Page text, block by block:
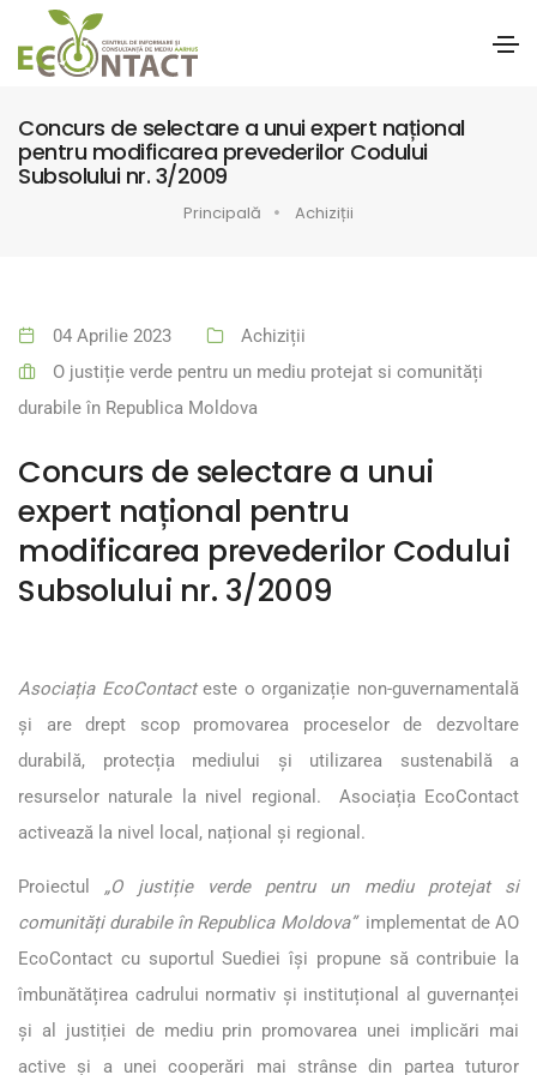
Concurs de selectare a unui expert național
pentru modificarea prevederilor Codului
Subsolului nr. 3/2009
Principală Achiziții
04 Aprilie 2023
Achiziții
O justiție verde pentru un mediu protejat si comunități
durabile în Republica Moldova
Concurs de selectare a unui
expert național pentru
modificarea prevederilor Codului
Subsolului nr. 3/2009
Asociația EcoContacteste o organizație non-guvernamentală
și are drept scop promovarea proceselor de dezvoltare
durabilă, protecția mediului și utilizarea sustenabilă a
resurselor naturale la nivel regional. Asociația EcoContact
activează la nivel local, național și regional.
Proiectul „O justiție verde pentru un mediu protejat si
comunități durabile în Republica Moldova” implementat de AO
EcoContact cu suportul Suediei își propune să contribuie la
îmbunătățirea cadrului normativ și instituțional al guvernanței
și al justiției de mediu prin promovarea unei implicări mai
active și a unei cooperări mai strânse din partea tuturor